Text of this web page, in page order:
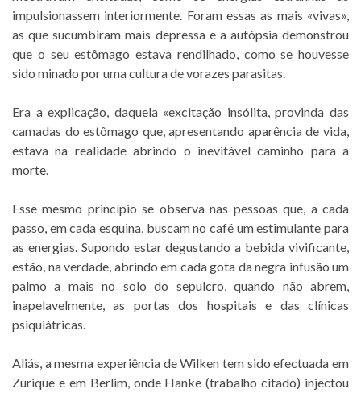
impulsionassem interiormente. Foram essas as mais «vivas»,
as que sucumbiram mais depressa e a autópsia demonstrou
que o seu estômago estava rendilhado, como se houvesse
sido minado por uma cultura de vorazes parasitas.
Era a explicação, daquela «excitação insólita, provinda das
camadas do estômago que, apresentando aparência de vida,
estava na realidade abrindo o inevitável caminho para a
morte.
Esse mesmo princípio se observa nas pessoas que, a cada
passo, em cada esquina, buscam no café um estimulante para
as energias. Supondo estar degustando a bebida vivificante,
estão, na verdade, abrindo em cada gota da negra infusão um
palmo a mais no solo do sepulcro, quando não abrem,
inapelavelmente, as portas dos hospitais e das clínicas
psiquiátricas.
Aliás, a mesma experiência de Wilken tem sido efectuada em
Zurique e em Berlim, onde Hanke (trabalho citado) injectou